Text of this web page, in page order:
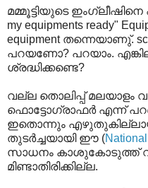
മമ്മൂട്ടിയുടെ ഇം‌ഗ്ലീഷിനെ
my equipments ready"
equipment തന്നെയാണു്.
പറയണോ? പറയാം.
ശ്രദ്ധിക്കണ്ടെ?
വല്ല തൊലിപ്പ് മലയാളം
ഫൊട്ടോഗ്രാഫര്‍ എന്ന്
ഇതൊന്നും
തുടര്‍ച്ചയായി ഈ (
സാധനം കാശുകോടുത്ത്
മിണ്ടാതിരിക്കില്ല.